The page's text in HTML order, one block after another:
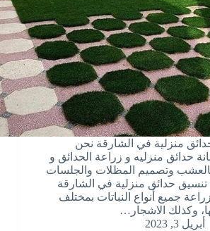
منزلية في الشارقة نحن
حدائق منزليه و زراعة الحدائق و
وتصميم المظلات والجلسات
تنسيق حدائق منزلية في الشارقة
جميع أنواع النباتات بمختلف
وكذلك الاشجار…
أبريل 3, 2023